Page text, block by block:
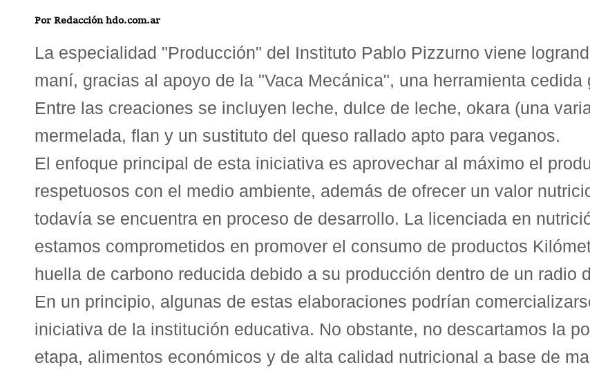
Por Redacción hdo.com.ar
La especialidad "Producción" del Instituto Pablo Pizzurno viene
maní, gracias al apoyo de la "Vaca Mecánica", una herramienta
Entre las creaciones se incluyen leche, dulce de leche, okara (una
mermelada, flan y un sustituto del queso rallado apto para veganos.
El enfoque principal de esta iniciativa es aprovechar al máximo el
respetuosos con el medio ambiente, además de ofrecer un valor
todavía se encuentra en proceso de desarrollo. La licenciada en
estamos comprometidos en promover el consumo de productos
huella de carbono reducida debido a su producción dentro de un radio
En un principio, algunas de estas elaboraciones podrían
iniciativa de la institución educativa. No obstante, no descartamos la
etapa, alimentos económicos y de alta calidad nutricional a base de